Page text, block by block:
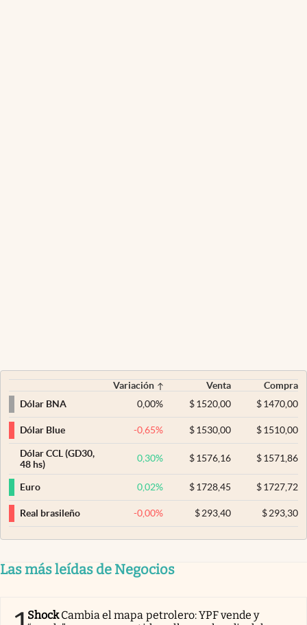
Variación Venta
Compra
Dólar BNA
0,00% $ 1520,00 $1470,00
Dólar Blue -0,65% $ 1530,00 $1510,00
Dólar CCL (GD30,
48 hs)
0,30% $ 1576,16 $1571,86
Euro 0,02% $ 1728,45 $1727,72
Real brasileño -0,00% $ 293,40 $293,30
Las más leídas de Negocios
Shock Cambia el mapa petrolero: YPF vende y